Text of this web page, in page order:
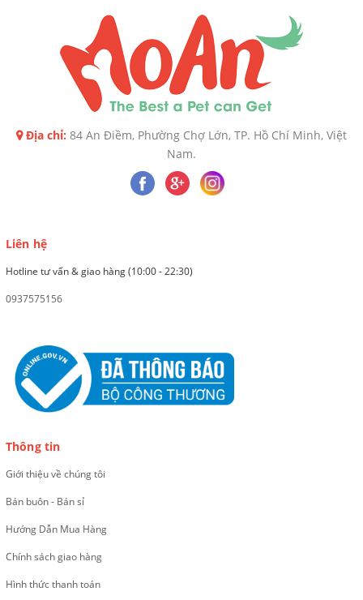
Địa chỉ: 84 An Điềm, Phường Chợ Lớn, TP. Hồ Chí Minh, Việt
Nam.
Liên hệ
Hotline tư vấn & giao hàng (10:00 - 22:30)
0937575156
Thông tin
Giới thiệu về chúng tôi
Bán buôn - Bán sỉ
Hướng Dẫn Mua Hàng
Chính sách giao hàng
Hình thức thanh toán